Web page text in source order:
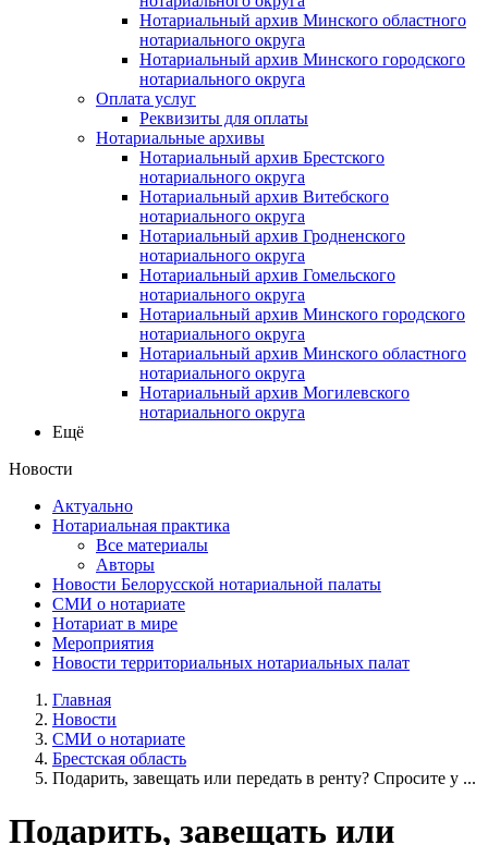
Нотариальный архив Минского областного
нотариального округа
Нотариальный архив Минского городского
нотариального округа
Оплата услуг
Реквизиты для оплаты
Нотариальные архивы
Нотариальный архив Брестского
нотариального округа
Нотариальный архив Витебского
нотариального округа
Нотариальный архив Гродненского
нотариального округа
Нотариальный архив Гомельского
нотариального округа
Нотариальный архив Минского городского
нотариального округа
Нотариальный архив Минского областного
нотариального округа
Нотариальный архив Могилевского
нотариального округа
Ещё
Новости
Актуально
Нотариальная практика
Все материалы
Авторы
Новости Белорусской нотариальной палаты
СМИ о нотариате
Нотариат в мире
Мероприятия
Новости территориальных нотариальных палат
Главная
Новости
СМИ о нотариате
Брестская область
Подарить, завещать или передать в ренту? Спросите у ...
Подарить, завещать или